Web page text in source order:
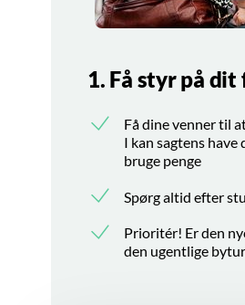
1. Få styr på
Få dine venner til
I kan sagtens
bruge penge
Spørg altid efter
Prioritér! Er den
den ugentlige